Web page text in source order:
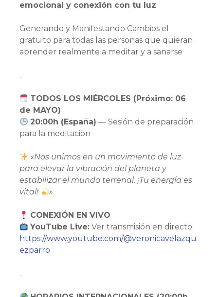
emocional y conexión con tu luz
Generando y Manifestando Cambios el
gratuito para todas las personas que quieran
aprender realmente a meditar y a sanarse
.
TODOS LOS MIÉRCOLES (Próximo: 06
de MAYO)
20:00h (España) — Sesión de preparación
para la meditación
«Nos unimos en un movimiento de luz
para elevar la vibración del planeta y
estabilizar el mundo terrenal. ¡Tu energía es
vital!
»
CONEXIÓN EN VIVO
YouTube Live: Ver transmisión en directo
https://www.youtube.com/@veronicavelazqu
ezparro
.